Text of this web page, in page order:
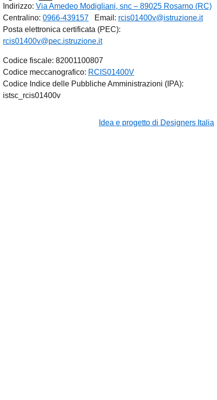
Indirizzo: Via Amedeo Modigliani, snc – 89025 Rosarno (RC)
Centralino: 0966-439157 Email: rcis01400v@istruzione.it
Posta elettronica certificata (PEC):
rcis01400v@pec.istruzione.it
Codice fiscale: 82001100807
Codice meccanografico: RCIS01400V
Codice Indice delle Pubbliche Amministrazioni (IPA):
istsc_rcis01400v
Idea e progetto di Designers Italia